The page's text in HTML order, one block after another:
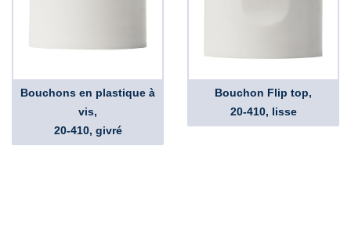
Bouchons en plastique à
vis,
20-410, givré
Bouchon Flip top,
20-410, lisse